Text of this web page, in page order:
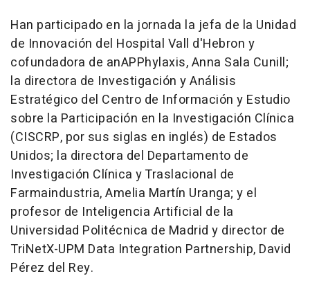
Han participado en la jornada la jefa de la Unidad
de Innovación del Hospital Vall d'Hebron y
cofundadora de anAPPhylaxis, Anna Sala Cunill;
la directora de Investigación y Análisis
Estratégico del Centro de Información y Estudio
sobre la Participación en la Investigación Clínica
(CISCRP, por sus siglas en inglés) de Estados
Unidos; la directora del Departamento de
Investigación Clínica y Traslacional de
Farmaindustria, Amelia Martín Uranga; y el
profesor de Inteligencia Artificial de la
Universidad Politécnica de Madrid y director de
TriNetX-UPM Data Integration Partnership, David
Pérez del Rey.